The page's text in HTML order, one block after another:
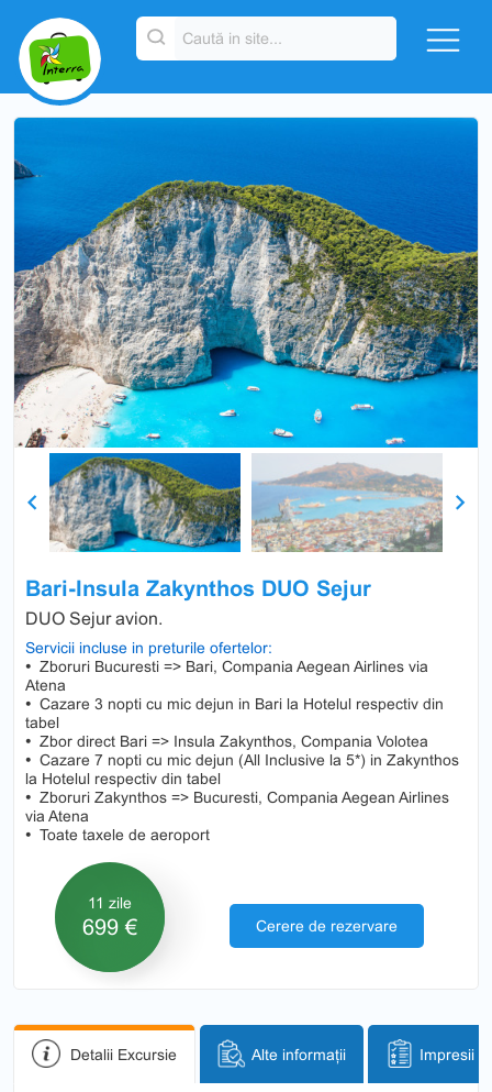
Bari-Insula Zakynthos DUO Sejur
DUO Sejur avion.
Servicii incluse in preturile ofertelor:
• Zboruri Bucuresti => Bari, Compania Aegean Airlines via
Atena
• Cazare 3 nopti cu mic dejun in Bari la Hotelul respectiv din
tabel
• Zbor direct Bari => Insula Zakynthos, Compania Volotea
• Cazare 7 nopti cu mic dejun (All Inclusive la 5*) in Zakynthos
la Hotelul respectiv din tabel
• Zboruri Zakynthos => Bucuresti, Compania Aegean Airlines
via Atena
• Toate taxele de aeroport
11 zile
699 € Cerere de rezervare
Previous Next
Detalii Excursie Alte informații Impresii